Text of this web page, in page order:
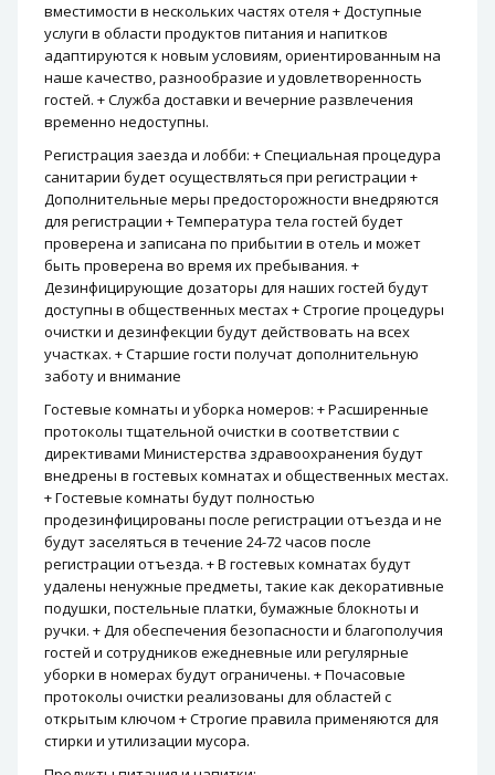
вместимости в нескольких частях отеля + Доступные
услуги в области продуктов питания и напитков
адаптируются к новым условиям, ориентированным на
наше качество, разнообразие и удовлетворенность
гостей. + Служба доставки и вечерние развлечения
временно недоступны.
Регистрация заезда и лобби: + Специальная процедура
санитарии будет осуществляться при регистрации +
Дополнительные меры предосторожности внедряются
для регистрации + Температура тела гостей будет
проверена и записана по прибытии в отель и может
быть проверена во время их пребывания. +
Дезинфицирующие дозаторы для наших гостей будут
доступны в общественных местах + Строгие процедуры
очистки и дезинфекции будут действовать на всех
участках. + Старшие гости получат дополнительную
заботу и внимание
Гостевые комнаты и уборка номеров: + Расширенные
протоколы тщательной очистки в соответствии с
директивами Министерства здравоохранения будут
внедрены в гостевых комнатах и ​​общественных местах.
+ Гостевые комнаты будут полностью
продезинфицированы после регистрации отъезда и не
будут заселяться в течение 24-72 часов после
регистрации отъезда. + В гостевых комнатах будут
удалены ненужные предметы, такие как декоративные
подушки, постельные платки, бумажные блокноты и
ручки. + Для обеспечения безопасности и благополучия
гостей и сотрудников ежедневные или регулярные
уборки в номерах будут ограничены. + Почасовые
протоколы очистки реализованы для областей с
открытым ключом + Строгие правила применяются для
стирки и утилизации мусора.